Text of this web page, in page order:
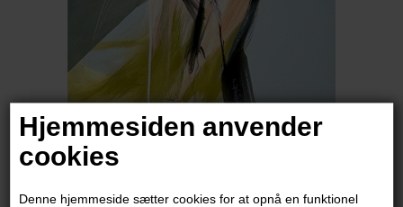
Hjemmesiden anvender
cookies
Denne hjemmeside sætter cookies for at opnå en funktionel
Rikke Ryge